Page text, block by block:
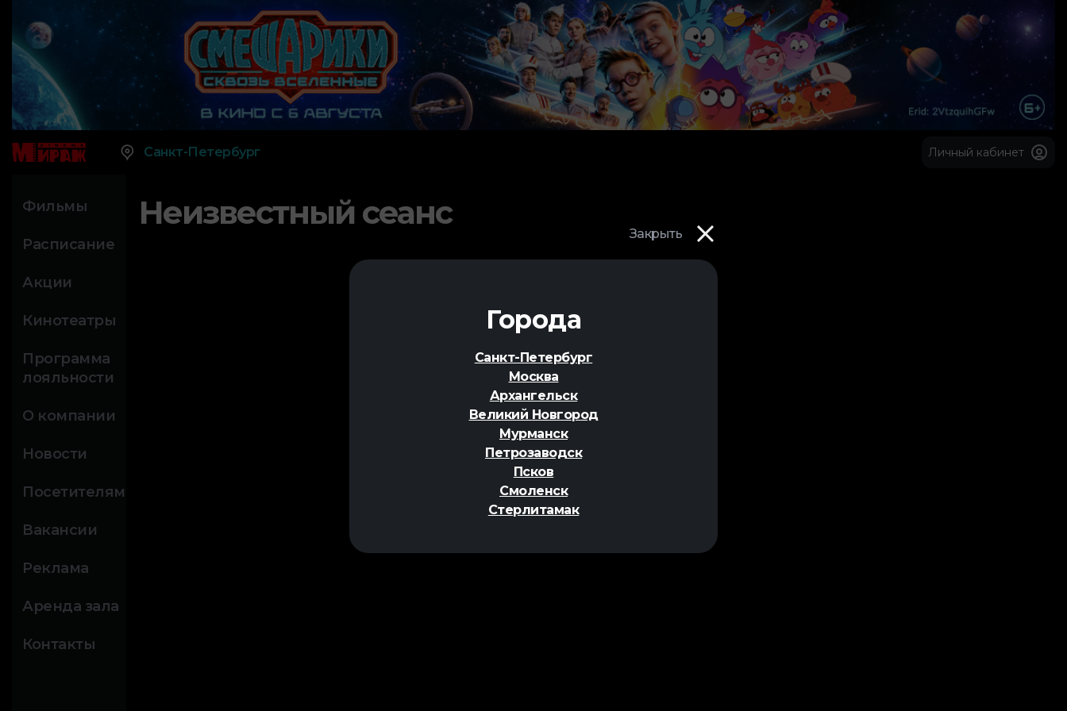
Закрыть
Города
Санкт-Петербург
Москва
Архангельск
Великий Новгород
Мурманск
Петрозаводск
Псков
Смоленск
Стерлитамак
Санкт-Петербург Личный кабинет
Фильмы
Расписание
Акции
Кинотеатры
Программа
лояльности
О компании
Новости
Посетителям
Вакансии
Реклама
Аренда зала
Контакты
Неизвестный сеанс